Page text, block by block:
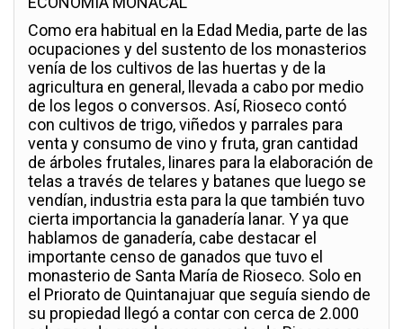
Como era habitual en la Edad Media, parte de las
ocupaciones y del sustento de los monasterios
venía de los cultivos de las huertas y de la
agricultura en general, llevada a cabo por medio
de los legos o conversos. Así, Rioseco contó
con cultivos de trigo, viñedos y parrales para
venta y consumo de vino y fruta, gran cantidad
de árboles frutales, linares para la elaboración de
telas a través de telares y batanes que luego se
vendían, industria esta para la que también tuvo
cierta importancia la ganadería lanar. Y ya que
hablamos de ganadería, cabe destacar el
importante censo de ganados que tuvo el
monasterio de Santa María de Rioseco. Solo en
el Priorato de Quintanajuar que seguía siendo de
su propiedad llegó a contar con cerca de 2.000